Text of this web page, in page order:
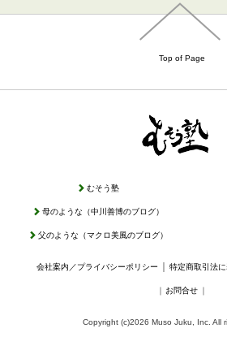
Top of Page
むそう塾
母のような（中川善博のブログ）
父のような（マクロ美風のブログ）
会社案内／プライバシーポリシー ｜ 特定商取引法
｜ お問合せ ｜
Copyright (c)2026 Muso Juku, Inc. All